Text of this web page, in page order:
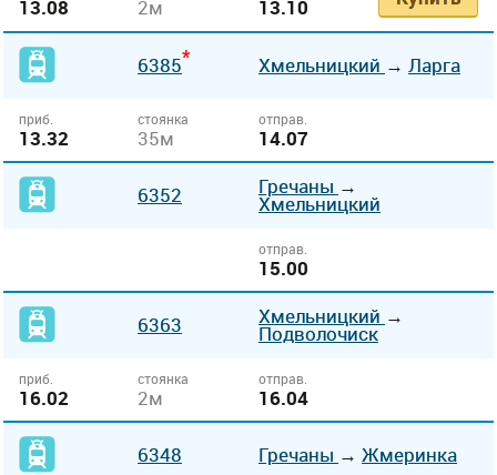
13.08 2м 13.10
6385* Хмельницкий → Ларга
приб.
13.32
стоянка
35м
отправ.
14.07
6352 Гречаны →
Хмельницкий
отправ.
15.00
6363 Хмельницкий →
Подволочиск
приб.
16.02
стоянка
2м
отправ.
16.04
6348 Гречаны → Жмеринка